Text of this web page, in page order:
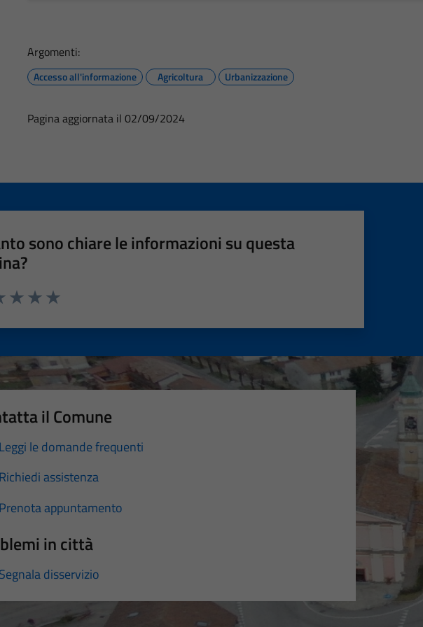
Argomenti:
Accesso all'informazione Agricoltura Urbanizzazione
Pagina aggiornata il 02/09/2024
sono chiare le informazioni su questa
il Comune
Leggi le domande frequenti
Richiedi assistenza
Prenota appuntamento
in città
Segnala disservizio